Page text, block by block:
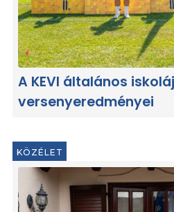
A KEVI általános
versenyeredményei
KÖZÉLET